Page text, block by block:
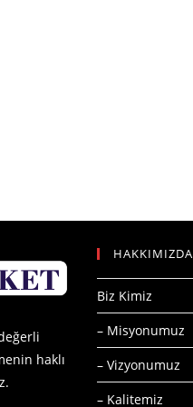
haklı
HAKKIMIZDA
Biz Kimiz
– Misyonumuz
– Vizyonumuz
– Kalitemiz